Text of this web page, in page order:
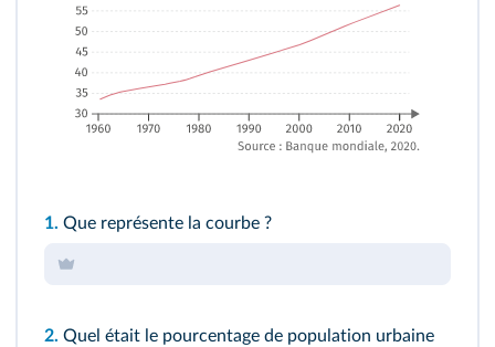
1. Que représente la courbe ?
2. Quel était le pourcentage de population urbaine